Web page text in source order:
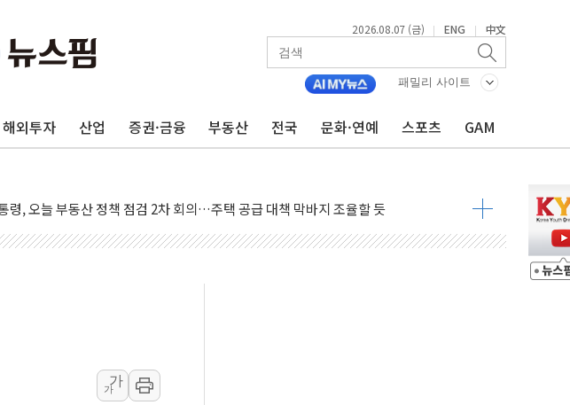
2026.08.07 (금) | ENG | 中文
패밀리 사이트
해외투자 산업 증권·금융 부동산 전국 문화·연예 스포츠 GAM
국회일정] 상임위·세미나·기자회견·주요 정당 - 8월 7일
령, 오늘 부동산 정책 점검 2차 회의…주택 공급 대책 막바지 조율할 듯
정치일정] 8월 7일(금)
시, 견조한 실적 소화하며 대부분 상승… "2분기 기업 순이익 21% 증가" 전망
니아 국방 "러, 우크라 드론으로 나토 회원국 공격 검토… 거짓 깃발 작전"
증시 개장 전 특징주...모더나·아이온큐·도어대시↑ VS 샌디스크·피그마·앱러빈↓
관 장관 "영업이익 N% 성과급 반대…상법·자본시장법 개정 논의"
가
가